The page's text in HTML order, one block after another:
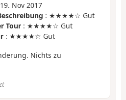
Nov 2017
: ★★★★☆ Gut
Tour : ★★★★☆ Gut
: ★★★★☆ Gut
Nichts zu